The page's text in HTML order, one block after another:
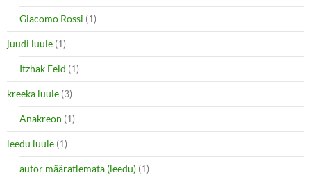
Giacomo Rossi (1)
juudi luule (1)
Itzhak Feld (1)
kreeka luule (3)
Anakreon (1)
leedu luule (1)
autor määratlemata (leedu) (1)